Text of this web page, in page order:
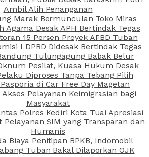
Ambil Alih Penanganan
Marak Bermunculan Toko Miras
Agama Desak APH Bertindak Tegas
15 Persen Proyek APBD Tuban
I DPRD Didesak Bertindak Tegas
Tulungagung Babak Belur
Pesilat, Kuasa Hukum Desak
Diproses Tanpa Tebang Pilih
di Car Free Day Magetan
Pelayanan Keimigrasian bagi
Masyarakat
Polres Kediri Kota Tuai Apresiasi
Pelayanan SIM yang Transparan dan
Humanis
Biaya Penitipan BPKB, Indomobil
Tuban Bakal Dilaporkan OJK